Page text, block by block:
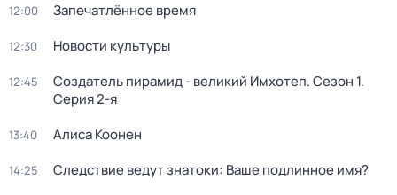
12:00 Запечатлённое время
12:30 Новости культуры
12:45 Создатель пирамид - великий Имхотеп. Сезон 1.
Серия 2-я
13:40 Алиса Коонен
14:25 Следствие ведут знатоки: Ваше подлинное имя?